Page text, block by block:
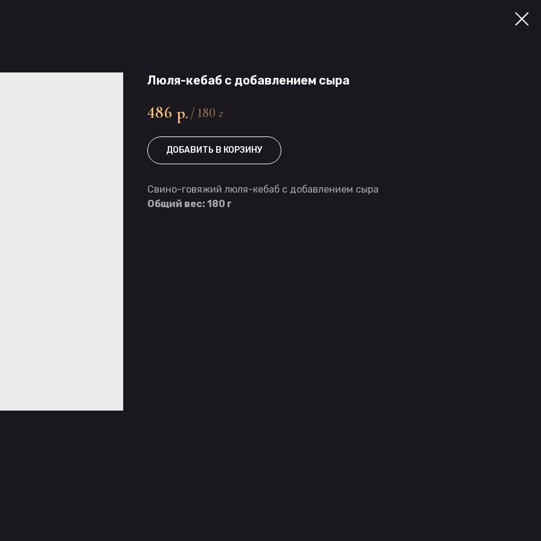
Люля-кебаб с добавлением сыра
486 р./ 180 г
ДОБАВИТЬ В КОРЗИНУ
Свино-говяжий люля-кебаб с добавлением сыра
Общий вес: 180 г